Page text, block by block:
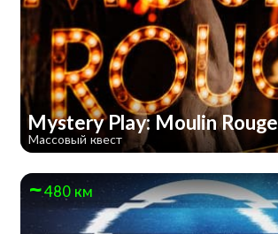
Mystery Play: Moulin Rouge
Массовый квест
480 км